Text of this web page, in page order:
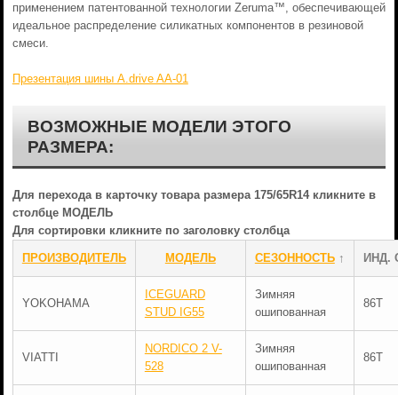
применением патентованной технологии Zeruma™, обеспечивающей
идеальное распределение силикатных компонентов в резиновой
смеси.
Презентация шины A.drive AA-01
ВОЗМОЖНЫЕ МОДЕЛИ ЭТОГО
РАЗМЕРА:
Для перехода в карточку товара размера 175/65R14 кликните в
столбце МОДЕЛЬ
Для сортировки кликните по заголовку столбца
ПРОИЗВОДИТЕЛЬ МОДЕЛЬ СЕЗОННОСТЬ↑ ИНД.
YOKOHAMA
ICEGUARD
STUD IG55
Зимняя
ошипованная
86T
VIATTI
NORDICO 2 V-
528
Зимняя
ошипованная
86T